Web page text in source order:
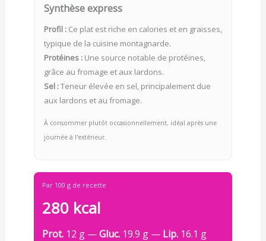
Synthèse express
Profil :Ce plat est riche en calories et en graisses,
typique de la cuisine montagnarde.
Protéines :Une source notable de protéines,
grâce au fromage et aux lardons.
Sel :Teneur élevée en sel, principalement due
aux lardons et au fromage.
À consommer plutôt occasionnellement, idéal après une
journée à l'extérieur.
Par 100 g de recette
280 kcal
Prot.12 g —Gluc.19.9 g — Lip.16.1 g